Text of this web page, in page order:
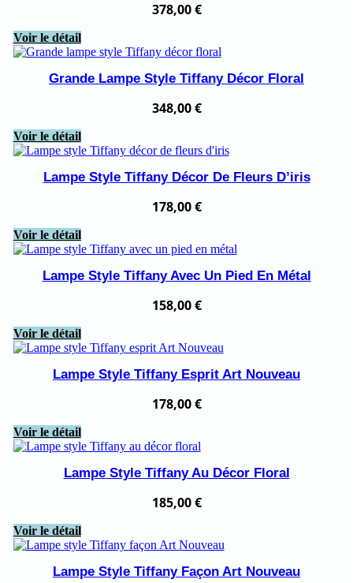
378,00€
Voir le détail
Grande Lampe Style Tiffany Décor Floral
348,00€
Voir le détail
Lampe Style Tiffany Décor De Fleurs D’iris
178,00€
Voir le détail
Lampe Style Tiffany Avec Un Pied En Métal
158,00€
Voir le détail
Lampe Style Tiffany Esprit Art Nouveau
178,00€
Voir le détail
Lampe Style Tiffany Au Décor Floral
185,00€
Voir le détail
Lampe Style Tiffany Façon Art Nouveau